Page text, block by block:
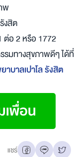
พ
งสิต
ต่อ 2 หรือ 1772
รมทางสุขภาพดีๆ ได้ที่
าบาลเปาโล รังสิต
แชร์